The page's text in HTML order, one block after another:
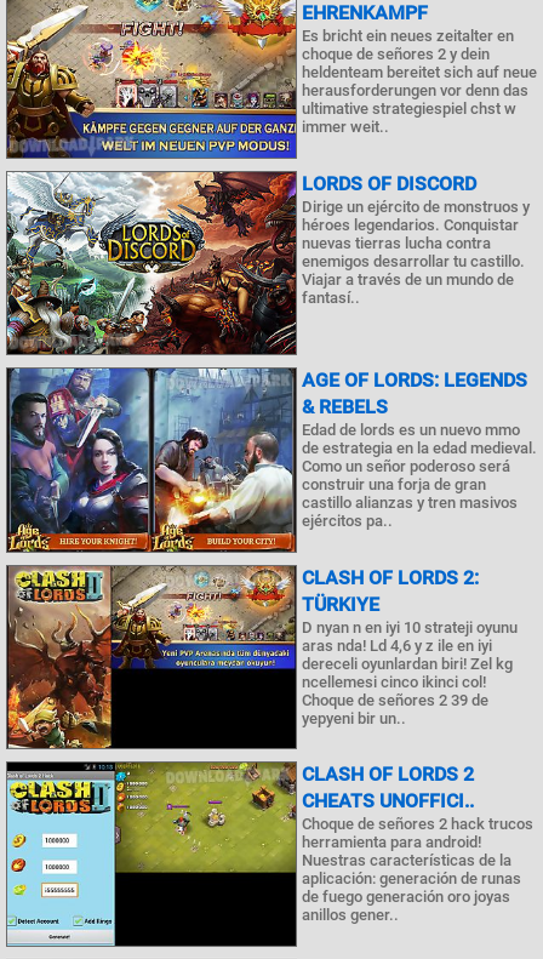
EHRENKAMPF
Es bricht ein neues zeitalter en
choque de señores 2 y dein
heldenteam bereitet sich auf neue
herausforderungen vor denn das
ultimative strategiespiel chst w
immer weit..
LORDS OF DISCORD
Dirige un ejército de monstruos y
héroes legendarios. Conquistar
nuevas tierras lucha contra
enemigos desarrollar tu castillo.
Viajar a través de un mundo de
fantasí..
AGE OF LORDS: LEGENDS
& REBELS
Edad de lords es un nuevo mmo
de estrategia en la edad medieval.
Como un señor poderoso será
construir una forja de gran
castillo alianzas y tren masivos
ejércitos pa..
CLASH OF LORDS 2:
TÜRKIYE
D nyan n en iyi 10 strateji oyunu
aras nda! Ld 4,6 y z ile en iyi
dereceli oyunlardan biri! Zel kg
ncellemesi cinco ikinci col!
Choque de señores 2 39 de
yepyeni bir un..
CLASH OF LORDS 2
CHEATS UNOFFICI..
Choque de señores 2 hack trucos
herramienta para android!
Nuestras características de la
aplicación: generación de runas
de fuego generación oro joyas
anillos gener..